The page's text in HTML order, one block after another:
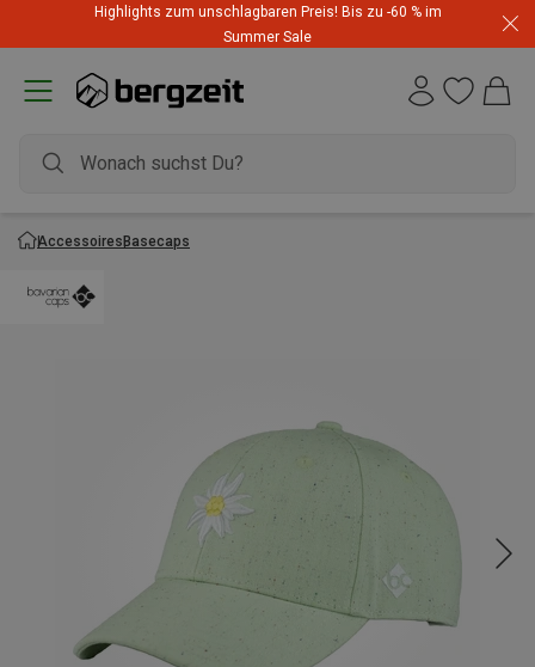
Highlights zum unschlagbaren Preis! Bis zu -60 % im
Summer Sale
AccessoiresBasecaps